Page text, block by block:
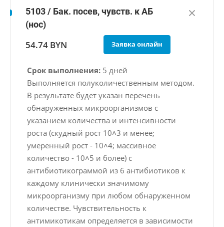
5103 / Бак. посев, чувств. к АБ
(нос)
54.74 BYN Заявка онлайн
Срок выполнения: 5 дней
Выполняется полуколичественным методом.
В результате будет указан перечень
обнаруженных микроорганизмов с
указанием количества и интенсивности
роста (скудный рост 10˄3 и менее;
умеренный рост - 10˄4; массивное
количество - 10˄5 и более) с
антибиотикограммой из 6 антибиотиков к
каждому клинически значимому
микроорганизму при любом обнаруженном
количестве. Чувствительность к
антимикотикам определяется в зависимости